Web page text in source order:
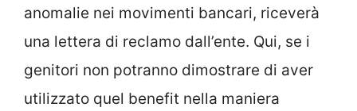
anomalie nei movimenti bancari, riceverà
una lettera di reclamo dall’ente. Qui, se i
genitori non potranno dimostrare di aver
utilizzato quel benefit nella maniera